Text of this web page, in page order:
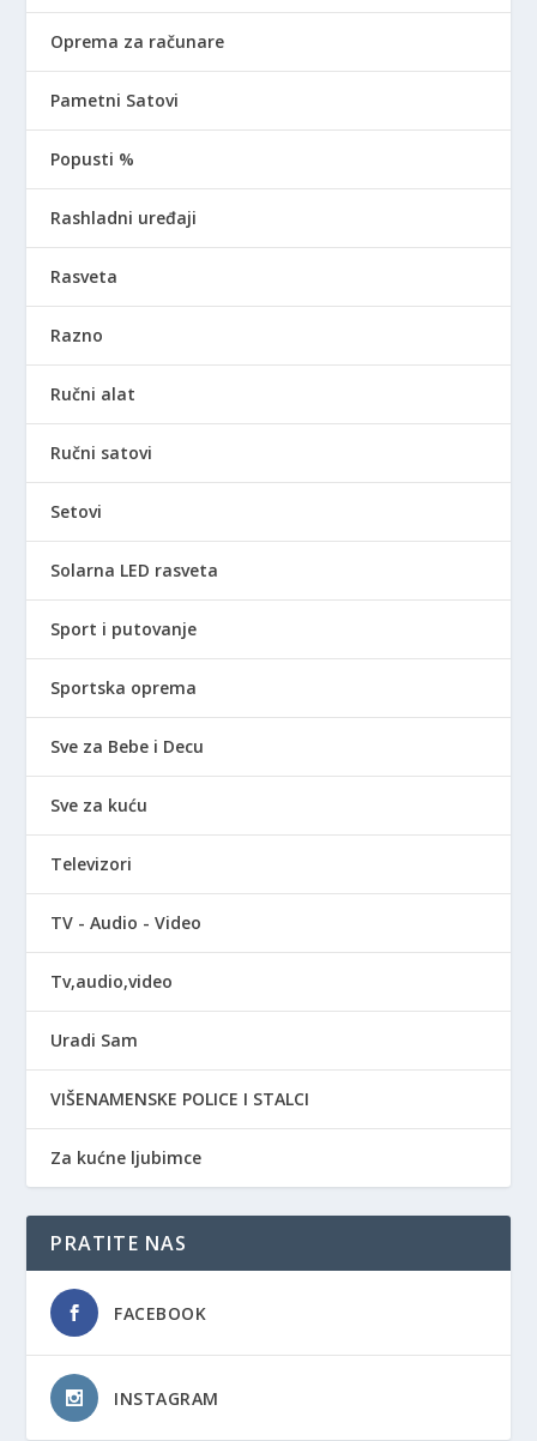
Oprema za računare
Pametni Satovi
Popusti %
Rashladni uređaji
Rasveta
Razno
Ručni alat
Ručni satovi
Setovi
Solarna LED rasveta
Sport i putovanje
Sportska oprema
Sve za Bebe i Decu
Sve za kuću
Televizori
TV - Audio - Video
Tv,audio,video
Uradi Sam
VIŠENAMENSKE POLICE I STALCI
Za kućne ljubimce
PRATITE NAS
FACEBOOK
INSTAGRAM